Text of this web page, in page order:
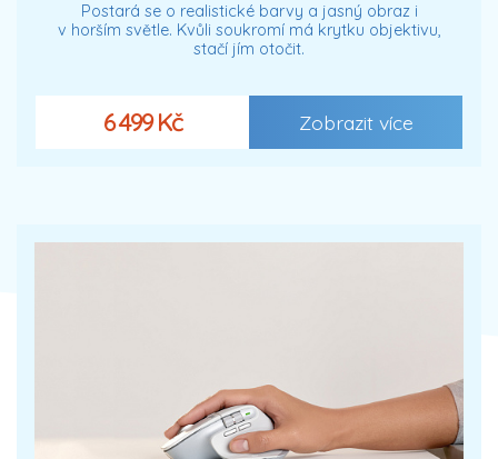
Postará se o realistické barvy a jasný obraz i
v horším světle. Kvůli soukromí má krytku objektivu,
stačí jím otočit.
6 499 Kč Zobrazit více